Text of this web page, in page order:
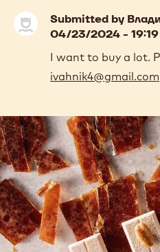
Submitted by
04/23/2024 - 19:19
I want to buy a lot.
ivahnik4@gmail.com